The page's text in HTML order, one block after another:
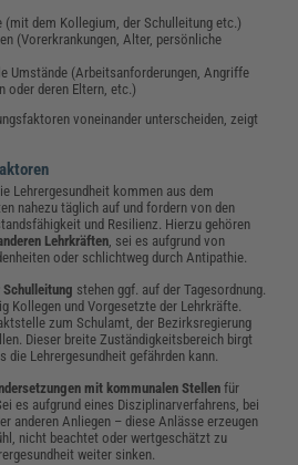
(mit dem Kollegium, der Schulleitung etc.)
(Vorerkrankungen, Alter, persönliche
Umstände (Arbeitsanforderungen, Angriffe
oder deren Eltern, etc.)
voneinander unterscheiden, zeigt
Lehrergesundheit kommen aus dem
nahezu täglich auf und fordern von den
und Resilienz. Hierzu gehören
Lehrkräften, sei es aufgrund von
oder schlichtweg durch Antipathie.
stehen ggf. auf der Tagesordnung.
Kollegen und Vorgesetzte der Lehrkräfte.
zum Schulamt, der Bezirksregierung
Dieser breite Zuständigkeitsbereich birgt
Lehrergesundheit gefährden kann.
mit kommunalen Stellen für
es aufgrund eines Disziplinarverfahrens, bei
anderen Anliegen – diese Anlässe erzeugen
nicht beachtet oder wertgeschätzt zu
weiter sinken.